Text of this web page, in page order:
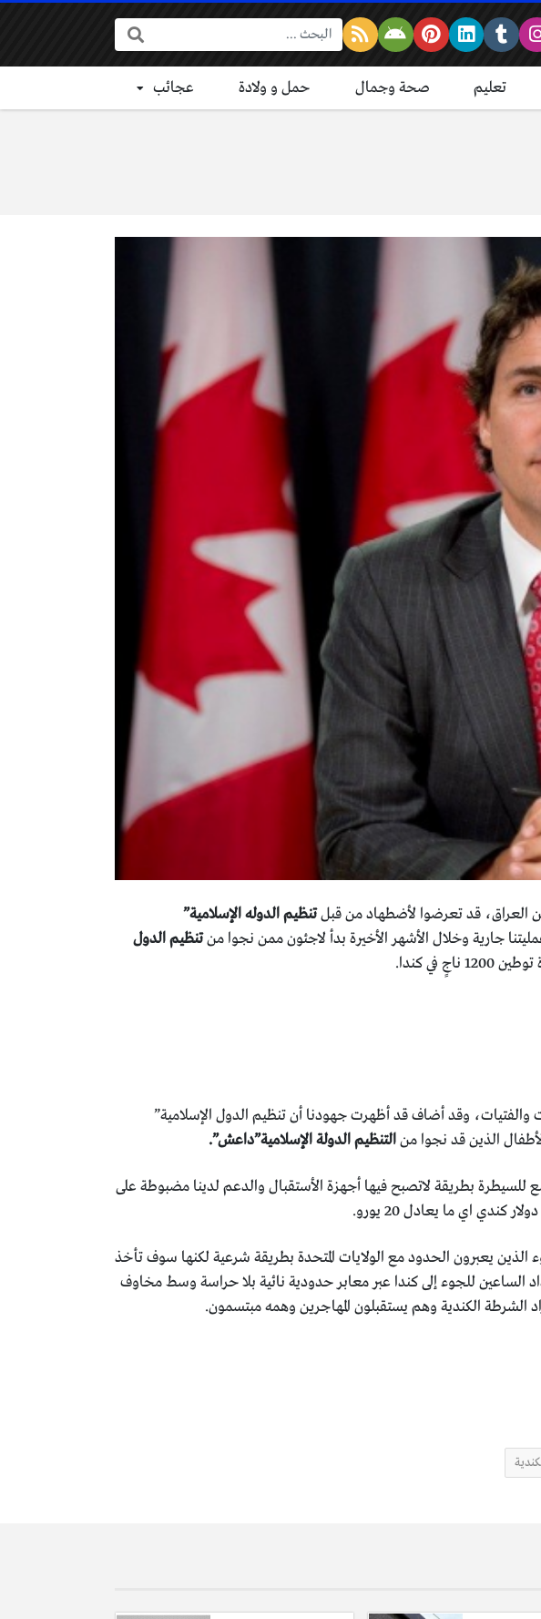
البحث:
تعليم صحة وجمال حمل و ولادة عجائب
تنظيم الدوله الإسلامية”
جارية وخلال الأشهر الأخيرة بدأ لاجئون ممن نجوا منتنظيم الدول
في كندا.
وقد أضاف قد أظهرت جهودنا أن تنظيم الدول الإسلامية”
الذين قد نجوا منالتنظيم الدولة الإسلامية”داعش”.
بطريقة لاتصبح فيها أجهزة الأستقبال والدعم لدينا مضبوطة على
الذين يعبرون الحدود مع الولايات المتحدة بطريقة شرعية لكنها سوف تأخذ
الساعين للجوء إلى كندا عبر معابر حدودية نائية بلا حراسة وسط مخاوف
الشرطة الكندية وهم يستقبلون المهاجرين وهمه مبتسمون.